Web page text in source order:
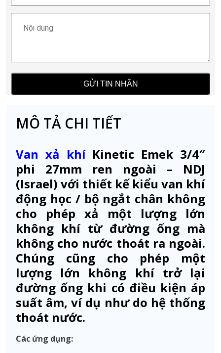
MÔ TẢ CHI TIẾT
Van xả khíKinetic Emek 3/4″
phi 27mm ren ngoài – NDJ
(Israel) với thiết kế kiểu van khí
động học / bộ ngắt chân không
cho phép xả một lượng lớn
không khí từ đường ống mà
không cho nước thoát ra ngoài.
Chúng cũng cho phép một
lượng lớn không khí trở lại
đường ống khi có điều kiện áp
suất âm, ví dụ như do hệ thống
thoát nước.
Các ứng dụng: